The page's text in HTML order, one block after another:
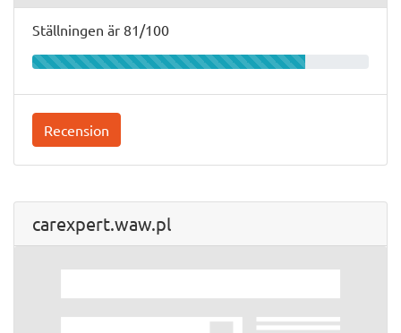
Ställningen är 81/100
Recension
carexpert.waw.pl